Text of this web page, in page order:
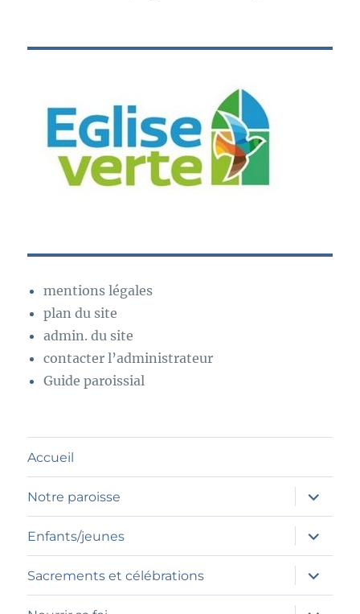
mentions légales
plan du site
admin. du site
contacter l’administrateur
Guide paroissial
Accueil
Notre paroisse
ouvrir
le
sous-
menu
Enfants/jeunes
ouvrir
le
sous-
menu
Sacrements et célébrations
ouvrir
le
sous-
menu
ouvrir